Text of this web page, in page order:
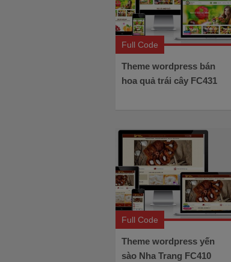
Full Code
Theme wordpress bán
hoa quả trái cây FC431
Full Code
Theme wordpress yến
sào Nha Trang FC410